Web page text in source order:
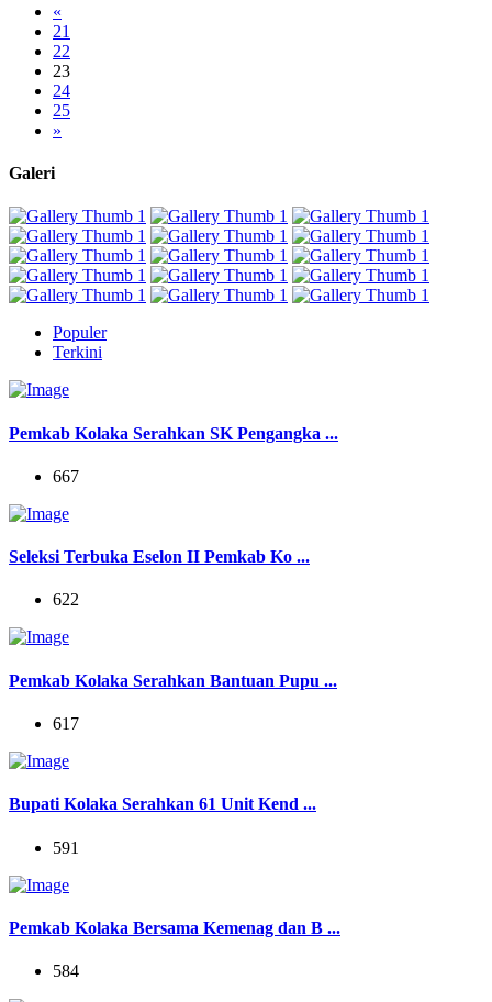
«
21
22
23
24
25
»
Galeri
Populer
Terkini
Pemkab Kolaka Serahkan SK Pengangka ...
667
Seleksi Terbuka Eselon II Pemkab Ko ...
622
Pemkab Kolaka Serahkan Bantuan Pupu ...
617
Bupati Kolaka Serahkan 61 Unit Kend ...
591
Pemkab Kolaka Bersama Kemenag dan B ...
584